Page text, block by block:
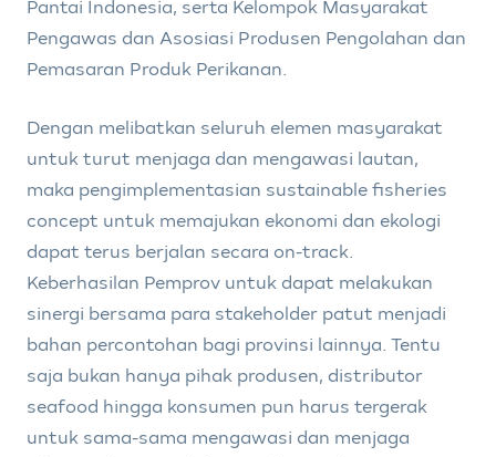
Pantai Indonesia, serta Kelompok Masyarakat
Pengawas dan Asosiasi Produsen Pengolahan dan
Pemasaran Produk Perikanan.
Dengan melibatkan seluruh elemen masyarakat
untuk turut menjaga dan mengawasi lautan,
maka pengimplementasian sustainable fisheries
concept untuk memajukan ekonomi dan ekologi
dapat terus berjalan secara on-track.
Keberhasilan Pemprov untuk dapat melakukan
sinergi bersama para stakeholder patut menjadi
bahan percontohan bagi provinsi lainnya. Tentu
saja bukan hanya pihak produsen, distributor
seafood hingga konsumen pun harus tergerak
untuk sama-sama mengawasi dan menjaga